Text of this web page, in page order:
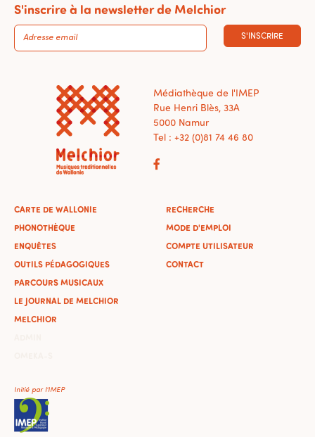
S'inscrire à la newsletter de Melchior
S'INSCRIRE
Médiathèque de l'IMEP
Rue Henri Blès, 33A
5000 Namur
Tel : +32 (0)81 74 46 80
CARTE DE WALLONIE
PHONOTHÈQUE
ENQUÊTES
OUTILS PÉDAGOGIQUES
PARCOURS MUSICAUX
LE JOURNAL DE MELCHIOR
MELCHIOR
RECHERCHE
MODE D'EMPLOI
COMPTE UTILISATEUR
CONTACT
Initié par l'IMEP